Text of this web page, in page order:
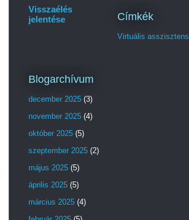
Visszaélés
jelentése
Címkék
Virtuális asszisztens
Blogarchívum
december 2025 (3)
november 2025 (4)
október 2025 (5)
szeptember 2025 (2)
május 2025 (5)
április 2025 (5)
március 2025 (4)